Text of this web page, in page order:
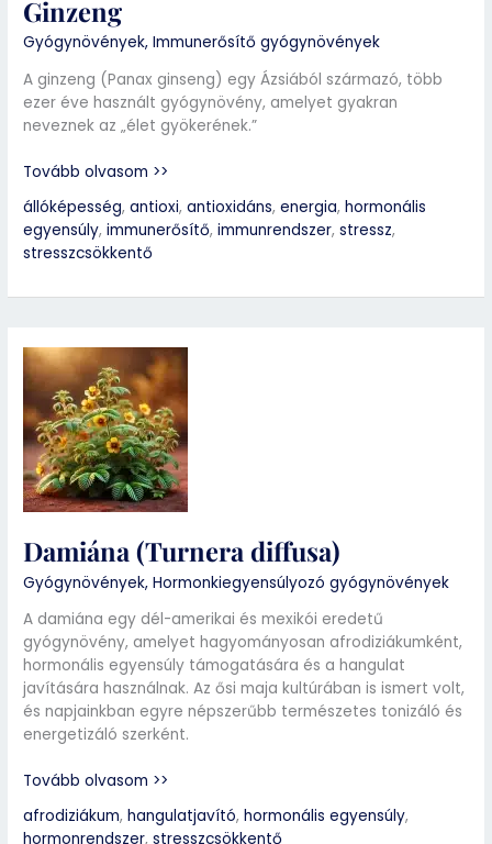
Ginzeng
Gyógynövények,Immunerősítő gyógynövények
A ginzeng (Panax ginseng) egy Ázsiából származó, több
ezer éve használt gyógynövény, amelyet gyakran
neveznek az „élet gyökerének.”
Tovább olvasom >>
állóképesség,antioxi,antioxidáns,energia,hormonális
egyensúly,immunerősítő,immunrendszer,stressz,
stresszcsökkentő
Damiána (Turnera diffusa)
Gyógynövények,Hormonkiegyensúlyozó gyógynövények
A damiána egy dél-amerikai és mexikói eredetű
gyógynövény, amelyet hagyományosan afrodiziákumként,
hormonális egyensúly támogatására és a hangulat
javítására használnak. Az ősi maja kultúrában is ismert volt,
és napjainkban egyre népszerűbb természetes tonizáló és
energetizáló szerként.
Damiána
(Turnera
diffusa)
Tovább olvasom >>
afrodiziákum,hangulatjavító,hormonális egyensúly,
hormonrendszer,stresszcsökkentő